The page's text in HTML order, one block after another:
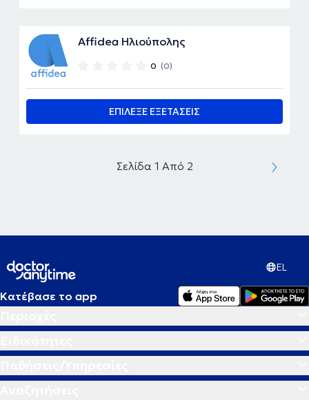
Affidea Ηλιούπολης
0 (0)
ΕΠΙΛΕΞΕ ΕΞΕΤΑΣΕΙΣ
Σελίδα 1 Από 2
EL
Κατέβασε το app